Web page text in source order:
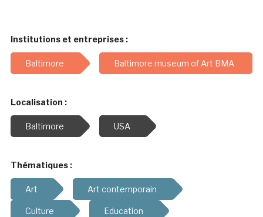
Institutions et entreprises :
Baltimore Baltimore museum of Art BMA
Localisation :
Baltimore USA
Thématiques :
Art Art contemporain
Culture Education